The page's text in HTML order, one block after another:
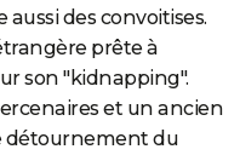
des convoitises.
prête à
son "kidnapping".
et un ancien
détournement du